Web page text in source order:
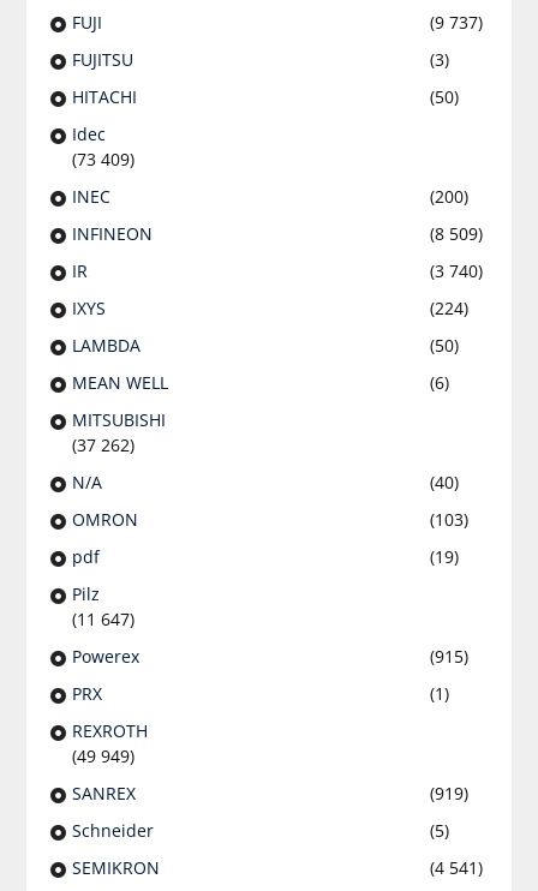
FUJI
(9 737)
FUJITSU
(3)
HITACHI
(50)
Idec
(73 409)
INEC
(200)
INFINEON
(8 509)
IR
(3 740)
IXYS
(224)
LAMBDA
(50)
MEAN WELL
(6)
MITSUBISHI
(37 262)
N/A
(40)
OMRON
(103)
pdf
(19)
Pilz
(11 647)
Powerex
(915)
PRX
(1)
REXROTH
(49 949)
SANREX
(919)
Schneider
(5)
SEMIKRON
(4 541)